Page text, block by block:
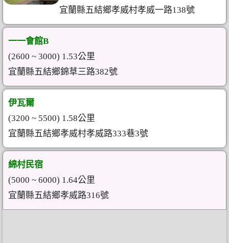
宜蘭縣五結鄉孝威村孝威一路138號
一一會館B
(2600 ~ 3000) 1.53公里
宜蘭縣五結鄉錦草三路382號
伊瓦爾
(3200 ~ 5500) 1.58公里
宜蘭縣五結鄉孝威村孝威路333巷3號
綿村民宿
(5000 ~ 6000) 1.64公里
宜蘭縣五結鄉孝威路316號